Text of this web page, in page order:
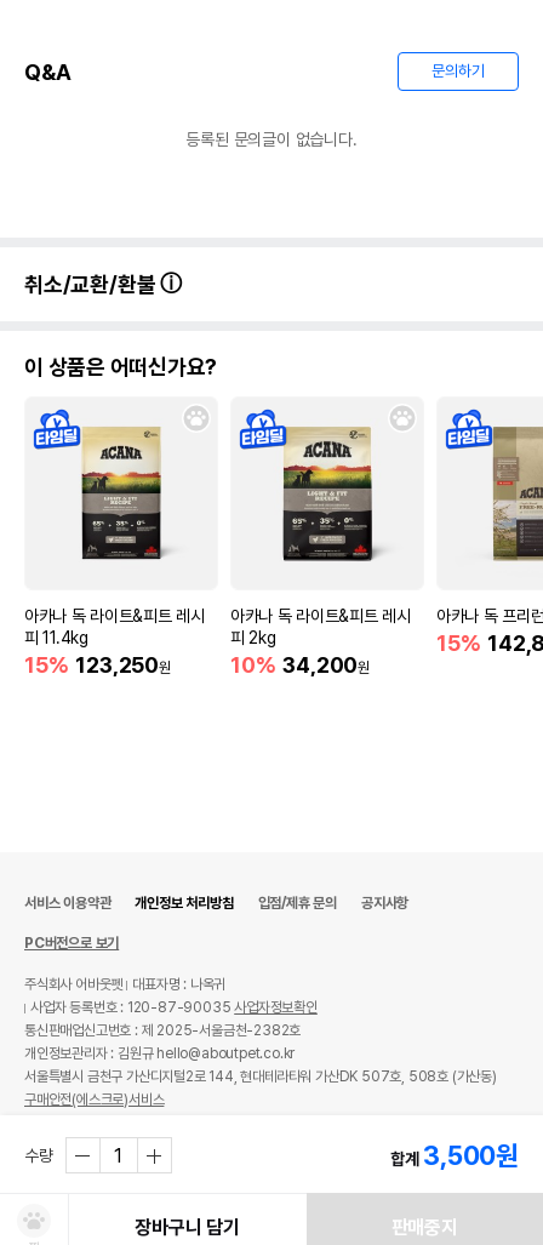
Q&A 문의하기
등록된 문의글이 없습니다.
취소/교환/환불
이 상품은 어떠신가요?
아카나 독 라이트&피트 레시
피 11.4kg
15% 123,250원
아카나 독 라이트&피트 레시
피 2kg
10% 34,200원
아카나 독 프리
15%
수량 합계 3,500원
장바구니 담기 판매중지
서비스 이용약관 개인정보 처리방침 입점/제휴 문의 공지사항
PC버전으로 보기
주식회사 어바웃펫
대표자명 : 나옥귀
사업자 등록번호 : 120-87-90035사업자정보확인
통신판매업신고번호 : 제 2025-서울금천-2382호
개인정보관리자 : 김원규 hello@aboutpet.co.kr
서울특별시 금천구 가산디지털2로 144, 현대테라타워 가산DK 507호, 508호 (가산동)
구매안전(에스크로)서비스